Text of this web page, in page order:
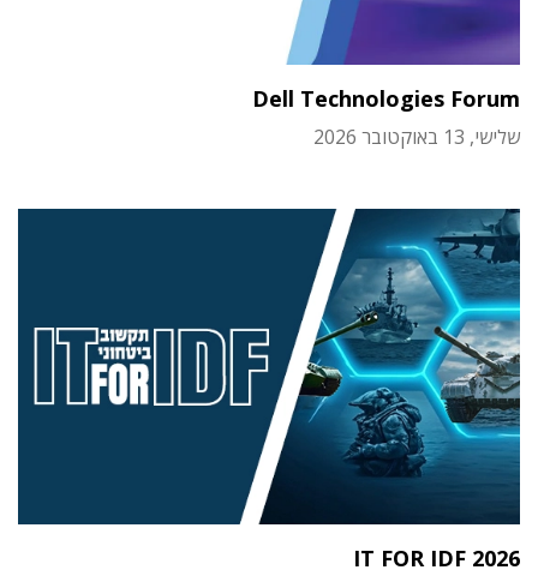
Dell Technologies Forum
שלישי, 13 באוקטובר 2026
IT FOR IDF 2026